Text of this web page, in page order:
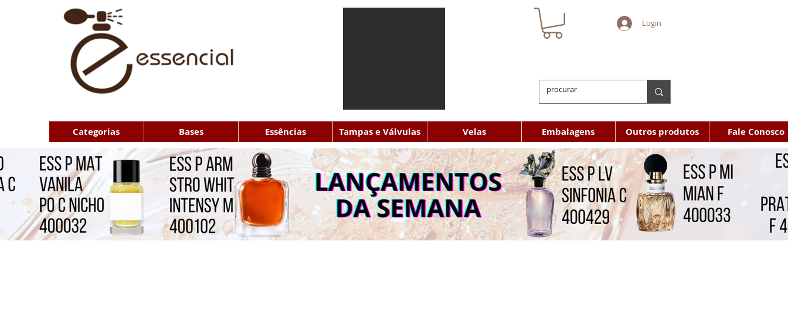
Login
Categorias Bases Essências Tampas e Válvulas Velas Embalagens Outros produtos Fale Conosco